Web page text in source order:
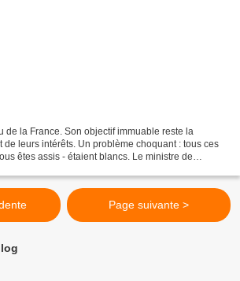
de la France. Son objectif immuable reste la
de leurs intérêts. Un problème choquant : tous ces
êtes assis - étaient blancs. Le ministre de
Page suivante >